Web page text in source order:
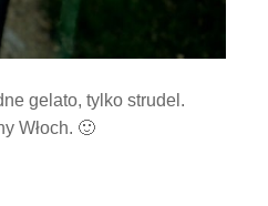
gelato, tylko strudel.
Włoch. 🙂